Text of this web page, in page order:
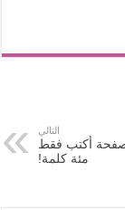
التالي
أكتب فقط
مئة كلمة!